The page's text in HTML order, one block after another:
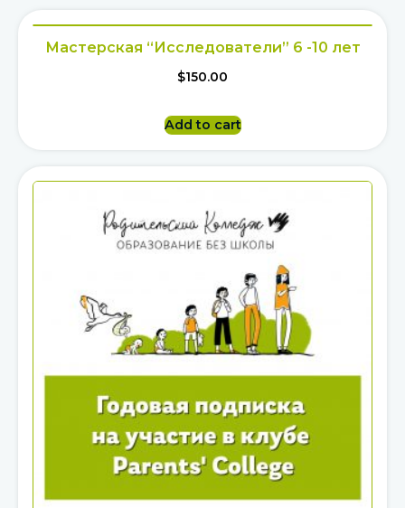
Мастерская “Исследователи” 6 -10 лет
$150.00
Add to cart